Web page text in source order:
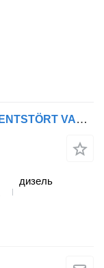
Моторчик стеклоочистителя Valeo ENTSTÖRT VALEO TGL 8.210 (01.05-) 405001 для тягача MAN TGL, TGM, TGS, TGX (2005-2021)
дизель